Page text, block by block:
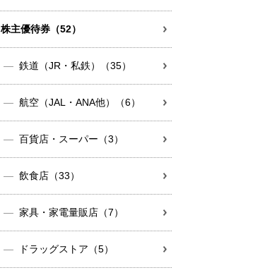
株主優待券（52）
鉄道（JR・私鉄）（35）
航空（JAL・ANA他）（6）
百貨店・スーパー（3）
飲食店（33）
家具・家電量販店（7）
ドラッグストア（5）